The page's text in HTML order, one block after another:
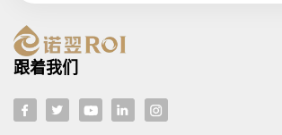
跟着我们